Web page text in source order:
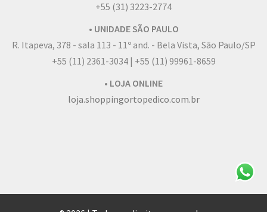
+55 (31) 3223-2774
• UNIDADE SÃO PAULO
R. Itapeva, 378 - sala 113 - 11º and. - Bela Vista, São Paulo/SP
+55 (11) 2361-3034 | +55 (11) 99961-8659
• LOJA ONLINE
loja.shoppingortopedico.com.br